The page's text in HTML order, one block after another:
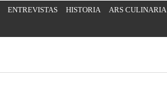
ENTREVISTAS HISTORIA ARS CULINARIA